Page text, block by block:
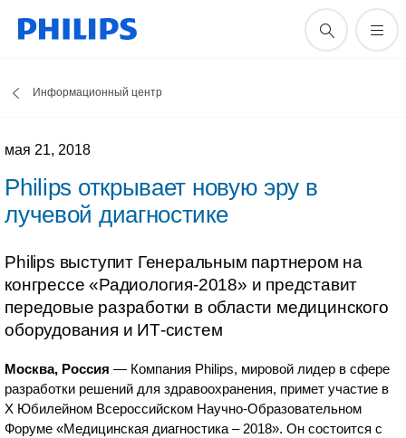
Информационный центр
мая 21, 2018
Philips открывает новую эру в
лучевой диагностике
Philips выступит Генеральным партнером на
конгрессе «Радиология-2018» и представит
передовые разработки в области медицинского
оборудования и ИТ-систем
Москва, Россия— Компания Philips, мировой лидер в сфере
разработки решений для здравоохранения, примет участие в
X Юбилейном Всероссийском Научно-Образовательном
Форуме «Медицинская диагностика – 2018». Он состоится с